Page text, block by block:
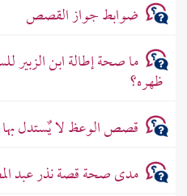
ضوابط جواز القصص
ما صحة إطالة ابن الزبير
ظهره؟
قصص الوعظ لا يٌستدل بها
مدى صحة قصة نذر عبد